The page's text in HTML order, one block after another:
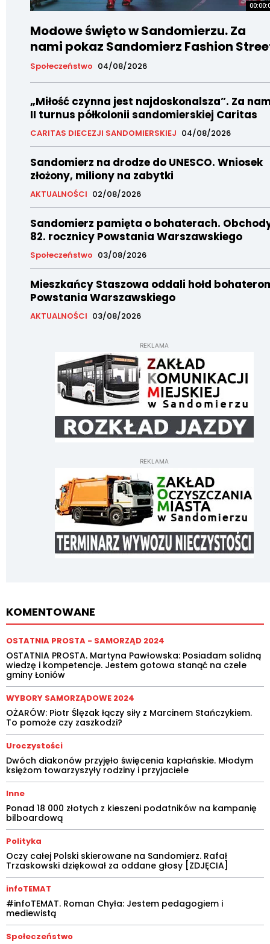
Modowe święto w Sandomierzu. Za
nami pokaz Sandomierz Fashion
Społeczeństwo 04/08/2026
„Miłość czynna jest najdoskonalsza”. Za
II turnus półkolonii sandomierskiej Caritas
CARITAS DIECEZJI SANDOMIERSKIEJ 04/08/2026
Sandomierz na drodze do UNESCO. Wniosek
złożony, miliony na zabytki
AKTUALNOŚCI 02/08/2026
Sandomierz pamięta o bohaterach.
82. rocznicy Powstania Warszawskiego
Społeczeństwo 03/08/2026
Mieszkańcy Staszowa oddali hołd
Powstania Warszawskiego
AKTUALNOŚCI 03/08/2026
REKLAMA
REKLAMA
KOMENTOWANE
OSTATNIA PROSTA - SAMORZĄD 2024
OSTATNIA PROSTA. Martyna Pawłowska: Posiadam solidną
wiedzę i kompetencje. Jestem gotowa stanąć na czele
gminy Łoniów
WYBORY SAMORZĄDOWE 2024
OŻARÓW: Piotr Ślęzak łączy siły z Marcinem Stańczykiem.
To pomoże czy zaszkodzi?
Uroczystości
Dwóch diakonów przyjęło święcenia kapłańskie. Młodym
księżom towarzyszyły rodziny i przyjaciele
Inne
Ponad 18 000 złotych z kieszeni podatników na kampanię
bilboardową
Polityka
Oczy całej Polski skierowane na Sandomierz. Rafał
Trzaskowski dziękował za oddane głosy [ZDJĘCIA]
infoTEMAT
#infoTEMAT. Roman Chyła: Jestem pedagogiem i
mediewistą
Społeczeństwo